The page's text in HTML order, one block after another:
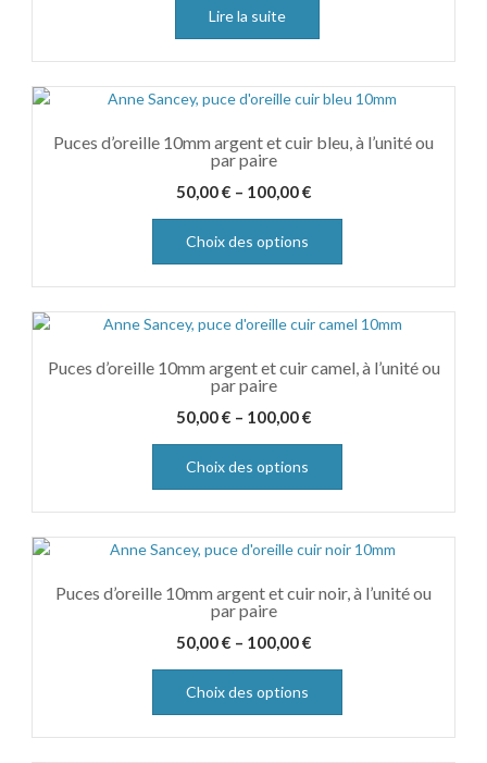
Lire la suite
Puces d’oreille 10mm argent et cuir bleu, à l’unité ou
par paire
50,00€ – 100,00€
Choix des options
Puces d’oreille 10mm argent et cuir camel, à l’unité ou
par paire
50,00€ – 100,00€
Choix des options
Puces d’oreille 10mm argent et cuir noir, à l’unité ou
par paire
50,00€ – 100,00€
Choix des options